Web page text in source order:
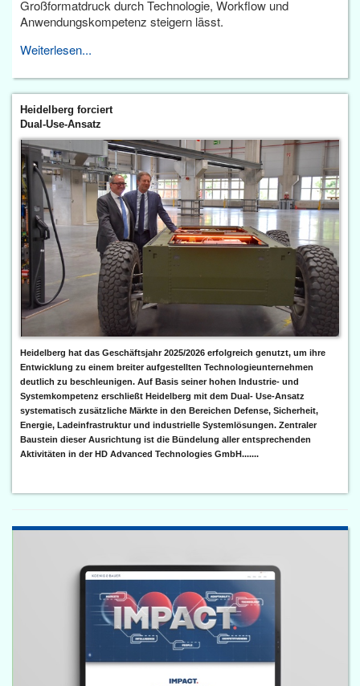
Großformatdruck durch Technologie, Workflow und
Anwendungskompetenz steigern lässt.
Weiterlesen...
Heidelberg forciert
Dual-Use-Ansatz
Heidelberg hat das Geschäftsjahr 2025/2026 erfolgreich genutzt, um ihre
Entwicklung zu einem breiter aufgestellten Technologieunternehmen
deutlich zu beschleunigen. Auf Basis seiner hohen Industrie- und
Systemkompetenz erschließt Heidelberg mit dem Dual- Use-Ansatz
systematisch zusätzliche Märkte in den Bereichen Defense, Sicherheit,
Energie, Ladeinfrastruktur und industrielle Systemlösungen. Zentraler
Baustein dieser Ausrichtung ist die Bündelung aller entsprechenden
Aktivitäten in der HD Advanced Technologies GmbH.......